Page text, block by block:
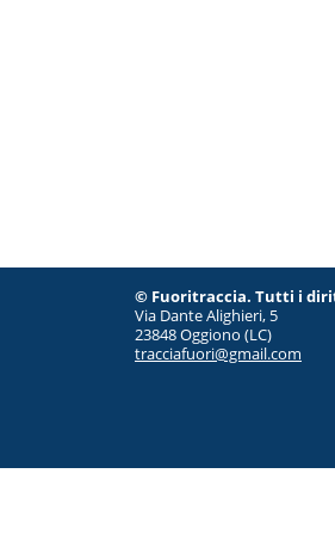
© Fuoritraccia. Tutti i
Via Dante Alighieri, 5
23848 Oggiono (LC)
tracciafuori@gmail.com